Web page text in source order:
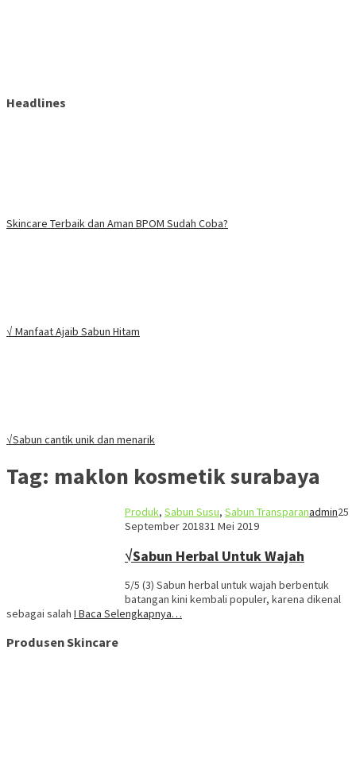
Headlines
Skincare Terbaik dan Aman BPOM Sudah Coba?
√ Manfaat Ajaib Sabun Hitam
√Sabun cantik unik dan menarik
Tag: maklon kosmetik surabaya
Produk, Sabun Susu, Sabun Transparanadmin25
September 201831 Mei 2019
√Sabun Herbal Untuk Wajah
5/5 (3) Sabun herbal untuk wajah berbentuk
batangan kini kembali populer, karena dikenal
sebagai salah I Baca Selengkapnya…
Produsen Skincare